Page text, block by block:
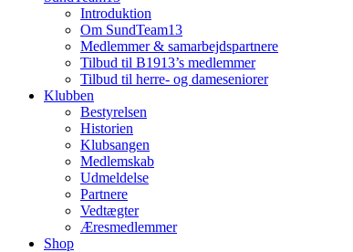
Introduktion
Om SundTeam13
Medlemmer & samarbejdspartnere
Tilbud til B1913’s medlemmer
Tilbud til herre- og dameseniorer
Klubben
Bestyrelsen
Historien
Klubsangen
Medlemskab
Udmeldelse
Partnere
Vedtægter
Æresmedlemmer
Shop